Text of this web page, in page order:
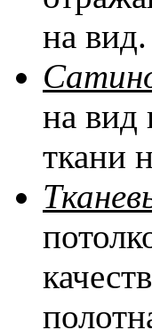
на вид.
на вид
ткани